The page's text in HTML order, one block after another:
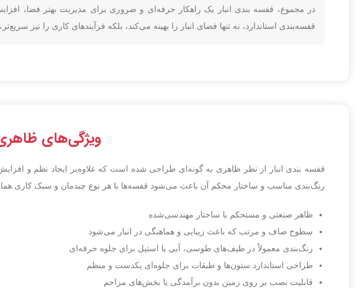
در مجموع، قفسه بندی انبار یک راهکار حرفه‌ای و ضروری برای مدیریت بهتر فضا،
قفسه‌بندی استاندارد، نه تنها فضای انبار را بهینه می‌کند، بلکه فرآیندهای کاری را نیز
ویژگی‌های
قفسه بندی انبار از نظر ظاهری به گونه‌ای طراحی شده است که علاوه‌بر ایجاد نظم و
رنگ‌بندی مناسب و ساختار محکم آن باعث می‌شود قفسه‌ها با هر نوع چیدمان و سبک کاری
ظاهر صنعتی و مستحکم با ساختار مهندسی‌شده
سطوح صاف و مرتب که باعث زیبایی و هماهنگی در انبار می‌شود
رنگ‌بندی معمولاً در طیف‌های طوسی، آبی یا استیل برای جلوه حرفه‌ای
طراحی استاندارد ستون‌ها و طبقات برای جلوه‌ای یکدست و منظم
قابلیت نصب بر روی زمین بدون برآمدگی یا بخش‌های مزاحم